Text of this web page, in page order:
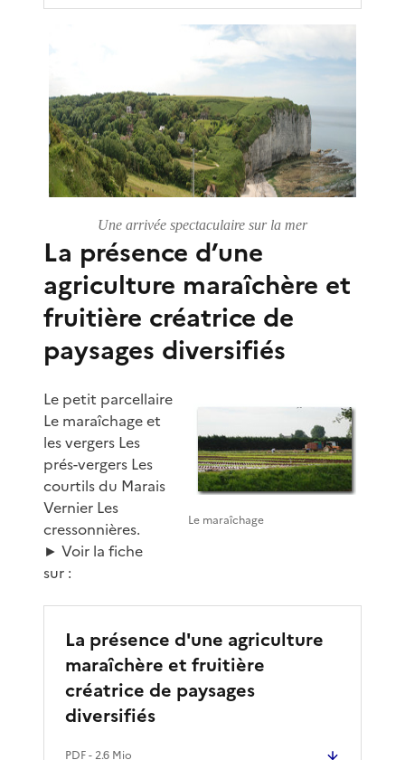
Une arrivée spectaculaire sur la mer
La présence d’une
agriculture maraîchère et
fruitière créatrice de
paysages diversifiés
Le maraîchage
Le petit parcellaire
Le maraîchage et
les vergers Les
prés-vergers Les
courtils du Marais
Vernier Les
cressonnières.
► Voir la fiche
sur :
La présence d'une agriculture
maraîchère et fruitière
créatrice de paysages
diversifiés
PDF- 2.6 Mio